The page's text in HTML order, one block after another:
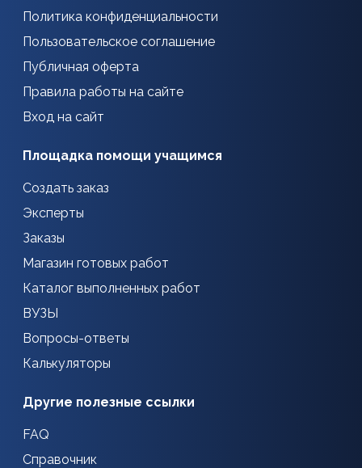
Политика конфиденциальности
Пользовательское соглашение
Публичная оферта
Правила работы на сайте
Вход на сайт
Площадка помощи учащимся
Создать заказ
Эксперты
Заказы
Магазин готовых работ
Каталог выполненных работ
ВУЗЫ
Вопросы-ответы
Калькуляторы
Другие полезные ссылки
FAQ
Справочник